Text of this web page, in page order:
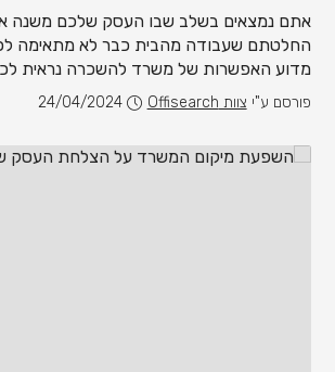
אתם נמצאים בשלב שבו העסק שלכם משנה את
החלטתם שעבודה מהבית כבר לא מתאימה
מדוע האפשרות של משרד להשכרה נראית
פורסם ע"י צוות Offisearch 24/04/2024